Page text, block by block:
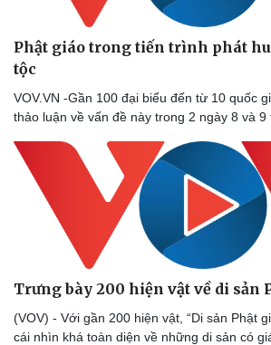
Phật giáo trong tiến trình phát
tộc
VOV.VN -Gần 100 đại biểu đến từ 10 quốc
thảo luận về vấn đề này trong 2 ngày 8 và 9
Trưng bày 200 hiện vật về di sản
(VOV) - Với gần 200 hiện vật, “Di sản Phật
cái nhìn khá toàn diện về những di sản có